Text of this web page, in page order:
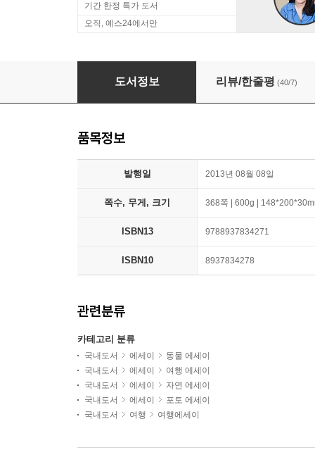
기간 한정 특가 도서
오직, 예스24에서만
흐리고 가끔 고양이
도서정보 리뷰/한줄평 (40/7)
품목정보
발행일 2013년 08월 08일
쪽수, 무게, 크기 368쪽 | 600g |
ISBN13 9788937834271
ISBN10 8937834278
관련분류
카테고리 분류
국내도서 에세이
동물 에세이
국내도서
에세이
여행 에세이
국내도서
에세이
자연 에세이
국내도서
에세이
포토 에세이
국내도서
여행 여행에세이